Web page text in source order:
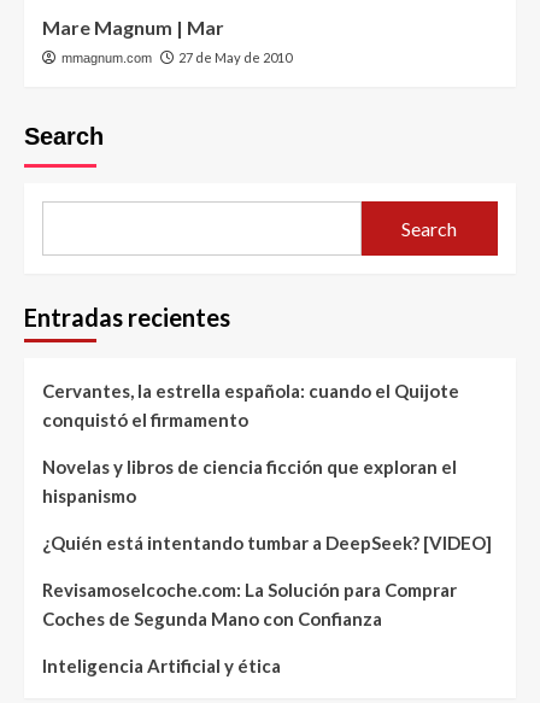
Mare Magnum | Mar
mmagnum.com 27 de May de 2010
Search
Search
Entradas recientes
Cervantes, la estrella española: cuando el Quijote
conquistó el firmamento
Novelas y libros de ciencia ficción que exploran el
hispanismo
¿Quién está intentando tumbar a DeepSeek? [VIDEO]
Revisamoselcoche.com: La Solución para Comprar
Coches de Segunda Mano con Confianza
Inteligencia Artificial y ética